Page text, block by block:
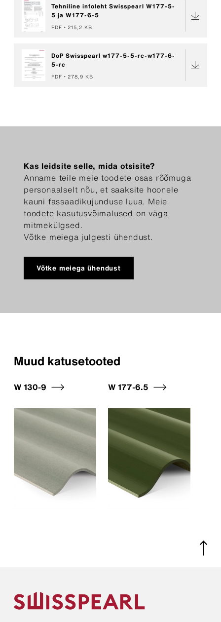
Tehniline infoleht Swisspearl W177-5-
5 ja W177-6-5
PDF 215,2 KB
DoP Swisspearl w177-5-5-rc-w177-6-
5-rc
PDF 278,9 KB
Kas leidsite selle, mida otsisite?
Anname teile meie toodete osas rõõmuga
personaalselt nõu, et saaksite hoonele
kauni fassaadikujunduse luua. Meie
toodete kasutusvõimalused on väga
mitmekülgsed.
Võtke meiega julgesti ühendust.
Võtke meiega ühendust
Muud katusetooted
W 130-9 W 177-6.5